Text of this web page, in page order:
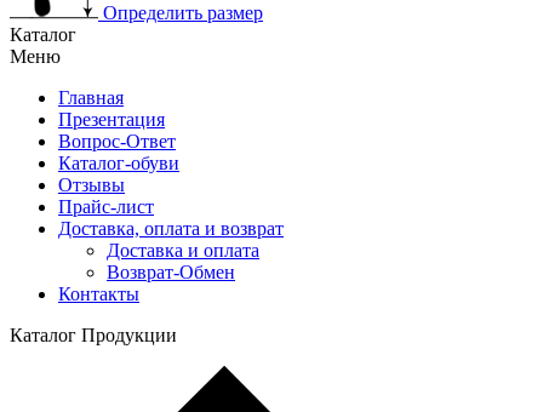
Определить размер
Каталог
Меню
Главная
Презентация
Вопрос-Ответ
Каталог-обуви
Отзывы
Прайс-лист
Доставка, оплата и возврат
Доставка и оплата
Возврат-Обмен
Контакты
Каталог Продукции